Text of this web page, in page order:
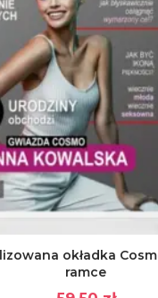
okładka
ramce